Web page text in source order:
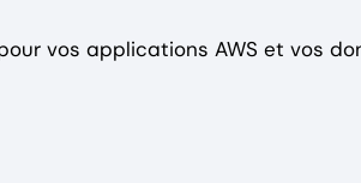
vos applications AWS et vos